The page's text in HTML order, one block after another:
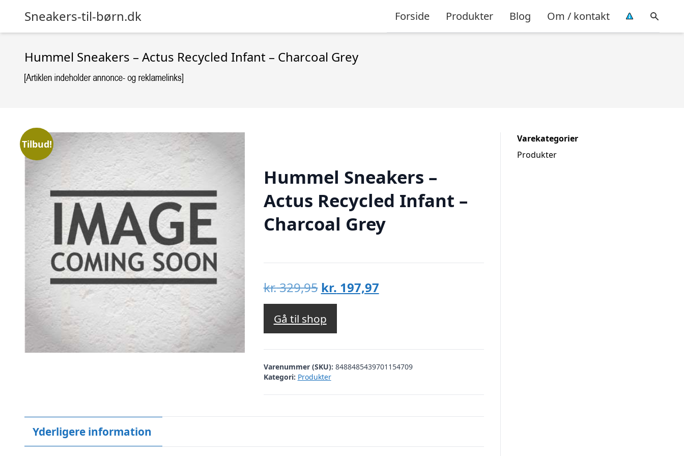
Sneakers-til-børn.dk Forside Produkter Blog Om / kontakt
Hummel Sneakers – Actus Recycled Infant – Charcoal Grey
Tilbud!
Hummel Sneakers –
Actus Recycled Infant –
Charcoal Grey
kr.329,95 Den
oprindelige
pris
var:
kr. 329,95.
kr. 197,97Den
kr. 197,97.
Gå til shop
Varenummer (SKU): 8488485439701154709
Kategori: Produkter
Yderligere information
Varekategorier
Produkter